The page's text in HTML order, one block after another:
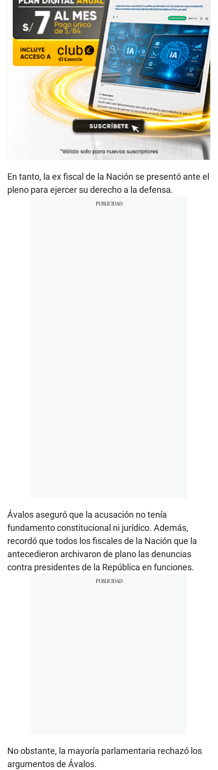
En tanto, la ex fiscal de la Nación se presentó ante el
pleno para ejercer su derecho a la defensa.
Ávalos aseguró que la acusación no tenía
fundamento constitucional ni jurídico. Además,
recordó que todos los fiscales de la Nación que la
antecedieron archivaron de plano las denuncias
contra presidentes de la República en funciones.
No obstante, la mayoría parlamentaria rechazó los
argumentos de Ávalos.